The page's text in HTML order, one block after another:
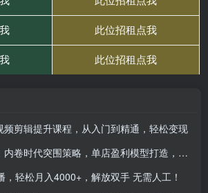
频剪辑提升课程，从入门到精通，轻松变现
代突围策略，单店盈利模型打造，连锁扩张完整路径
，轻松月入4000+，解放双手 无需人工！